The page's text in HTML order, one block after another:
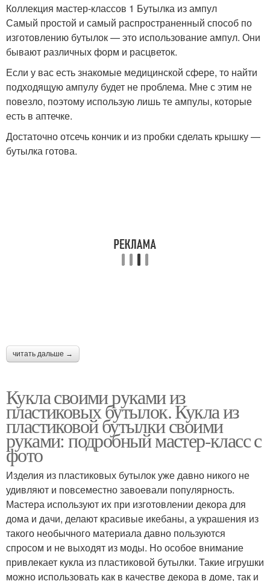
Коллекция мастер-классов 1 Бутылка из ампул
Самый простой и самый распространенный способ по
изготовлению бутылок — это использование ампул. Они
бывают различных форм и расцветок.
Если у вас есть знакомые медицинской сфере, то найти
подходящую ампулу будет не проблема. Мне с этим не
повезло, поэтому использую лишь те ампулы, которые
есть в аптечке.
Достаточно отсечь кончик и из пробки сделать крышку —
бутылка готова.
читать дальше →
Кукла своими руками из
пластиковых бутылок. Кукла из
пластиковой бутылки своими
руками: подробный мастер-класс с
фото
Изделия из пластиковых бутылок уже давно никого не
удивляют и повсеместно завоевали популярность.
Мастера используют их при изготовлении декора для
дома и дачи, делают красивые икебаны, а украшения из
такого необычного материала давно пользуются
спросом и не выходят из моды. Но особое внимание
привлекает кукла из пластиковой бутылки. Такие игрушки
можно использовать как в качестве декора в доме, так и